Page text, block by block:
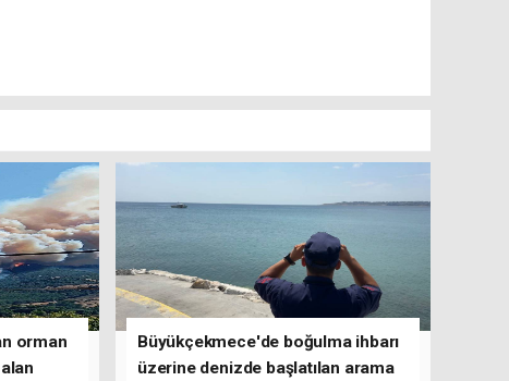
orman
Büyükçekmece'de boğulma ihbarı
üzerine denizde başlatılan arama